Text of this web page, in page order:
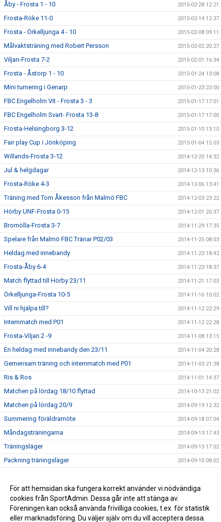
Åby - Frosta 1 - 10 2015-02-28 12:21
Frosta-Röke 11-0 2015-02-14 12:37
Frosta - Örkelljunga 4 - 10 2015-02-08 09:11
Målvaktsträning med Robert Persson 2015-02-02 20:27
Viljan-Frosta 7-2 2015-02-01 16:34
Frosta - Åstorp 1 - 10 2015-01-24 13:08
Mini turnering i Genarp 2015-01-23 23:00
FBC Engelholm Vit - Frosta 3 - 3 2015-01-17 17:01
FBC Engelholm Svart- Frosta 13-8 2015-01-17 17:00
Frosta-Helsingborg 3-12 2015-01-10 13:10
Fair play Cup i Jönköping 2015-01-04 15:03
Willands-Frosta 3-12 2014-12-20 14:32
Jul & helgdagar 2014-12-13 10:36
Frosta-Röke 4-3 2014-12-06 13:41
Träning med Tom Åkesson från Malmö FBC 2014-12-03 23:22
Hörby UNF-Frosta 0-15 2014-12-01 20:37
Bromölla-Frosta 3-7 2014-11-29 17:35
Spelare från Malmö FBC Tränar P02/03 2014-11-25 08:03
Heldag med innebandy 2014-11-23 18:42
Frosta-Åby 6-4 2014-11-23 18:37
Match flyttad till Hörby 23/11 2014-11-21 17:03
Örkelljunga-Frosta 10-5 2014-11-16 10:02
Vill ni hjälpa till? 2014-11-12 22:29
Internmatch med P01 2014-11-12 22:28
Frosta-Viljan 2 -9 2014-11-08 13:15
En heldag med innebandy den 23/11 2014-11-04 20:28
Gemensam träning och internmatch med P01 2014-11-03 21:38
Ris & Ros 2014-11-01 14:37
Matchen på lördag 18/10 flyttad 2014-10-13 21:02
Matchen på lördag 20/9 2014-09-19 12:32
Summering föräldramöte 2014-09-18 07:04
Måndagsträningarna 2014-09-13 17:43
Träningsläger 2014-09-13 17:02
Packning träningsläger 2014-09-10 08:02
Träningsläger 2014-08-24 22:28
Träningsstart 2014-08-24 22:27
För att hemsidan ska fungera korrekt använder vi nödvändiga
cookies från SportAdmin. Dessa går inte att stänga av.
Föreningen kan också använda frivilliga cookies, t.ex. för statistik
eller marknadsföring. Du väljer själv om du vill acceptera dessa.